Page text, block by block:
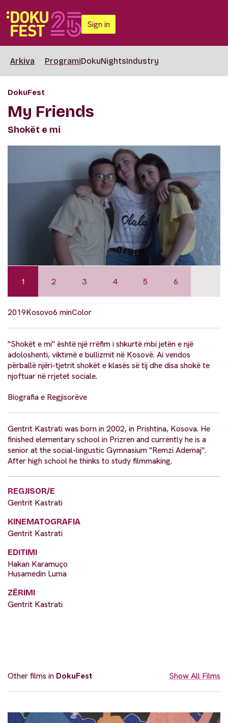
Sign in
Arkiva ProgramiDokuNightsIndustry
DokuFest
My Friends
Shokët e mi
1 2 3 4 5 6
2019Kosovo6 minColor
"Shokët e mi" është një rrëfim i shkurtë mbi jetën e një
adoloshenti, viktimë e bullizmit në Kosovë. Ai vendos
përballë njëri-tjetrit shokët e klasës së tij dhe disa shokë te
njoftuar në rrjetet sociale.
Biografia e Regjisorëve
Gentrit Kastrati was born in 2002, in Prishtina, Kosova. He
finished elementary school in Prizren and currently he is a
senior at the social-lingustic Gymnasium "Remzi Ademaj".
After high school he thinks to study filmmaking.
REGJISOR/E
Gentrit Kastrati
KINEMATOGRAFIA
Gentrit Kastrati
EDITIMI
Hakan Karamuço
Husamedin Luma
ZËRIMI
Gentrit Kastrati
Other films in DokuFest Show All Films